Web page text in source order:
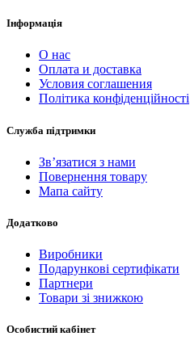
Інформація
О нас
Оплата и доставка
Условия соглашения
Політика конфіденційності
Служба підтримки
Зв’язатися з нами
Повернення товару
Мапа сайту
Додатково
Виробники
Подарункові сертифікати
Партнери
Товари зі знижкою
Особистий кабінет